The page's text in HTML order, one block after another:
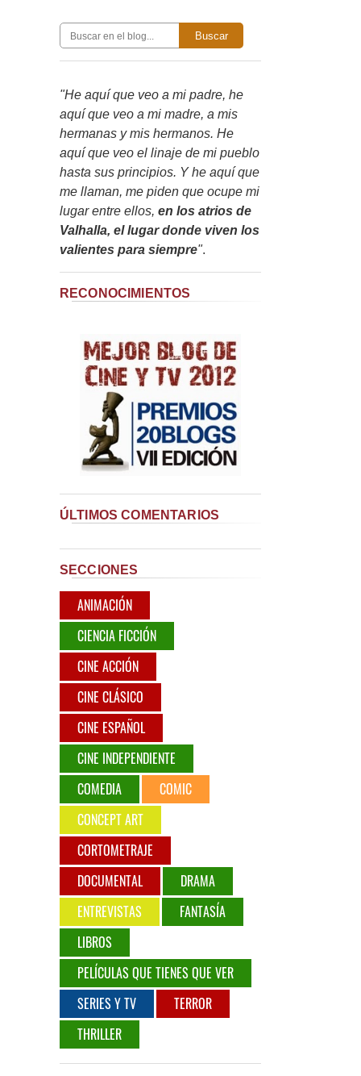
Buscar
"He aquí que veo a mi padre, he
aquí que veo a mi madre, a mis
hermanas y mis hermanos. He
aquí que veo el linaje de mi pueblo
hasta sus principios. Y he aquí que
me llaman, me piden que ocupe mi
lugar entre ellos, en los atrios de
Valhalla, el lugar donde viven los
valientes para siempre".
RECONOCIMIENTOS
ÚLTIMOS COMENTARIOS
SECCIONES
ANIMACIÓN
CIENCIA FICCIÓN
CINE ACCIÓN
CINE CLÁSICO
CINE ESPAÑOL
CINE INDEPENDIENTE
COMEDIA
COMIC
CONCEPT ART
CORTOMETRAJE
DOCUMENTAL
DRAMA
ENTREVISTAS
FANTASÍA
LIBROS
PELÍCULAS QUE TIENES QUE VER
SERIES Y TV
TERROR
THRILLER